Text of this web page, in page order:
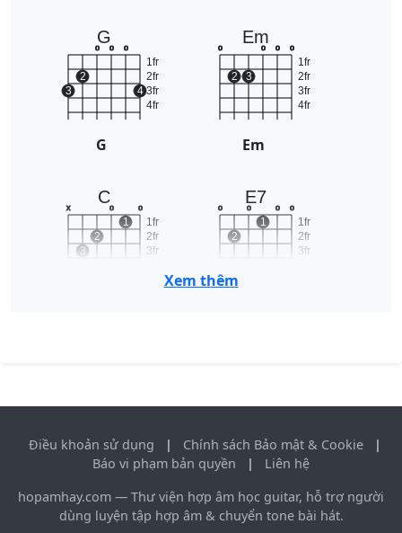
G
1fr
2fr
3fr
4fr
3
2
o o o
4
G
Em
1fr
2fr
3fr
4fr
o
2 3
o o o
Em
C
1fr
2fr
3fr
x
3
2
o
1
o
E7
1fr
2fr
3fr
o
2
o
1
o o
Xem thêm
Điều khoản sử dụng | Chính sách Bảo mật & Cookie
|
Báo vi phạm bản quyền
|
Liên hệ
hopamhay.com — Thư viện hợp âm học guitar, hỗ trợ người
dùng luyện tập hợp âm & chuyển tone bài hát.